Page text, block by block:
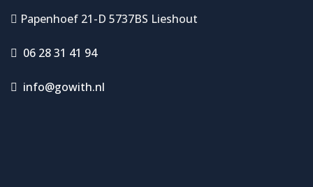
Papenhoef 21-D 5737BS Lieshout
06 28 31 41 94
info@gowith.nl